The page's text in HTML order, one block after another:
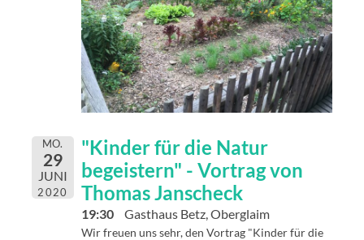
MO.
29
JUNI
2020
"Kinder für die Natur
begeistern" - Vortrag von
Thomas Janscheck
19:30 Gasthaus Betz, Oberglaim
Wir freuen uns sehr, den Vortrag "Kinder für die